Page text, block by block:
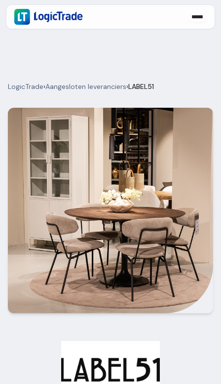
LogicTrade›Aangesloten leveranciers›LABEL51